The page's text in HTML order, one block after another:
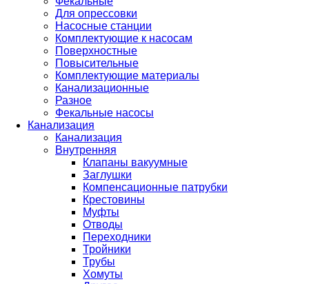
Для опрессовки
Насосные станции
Комплектующие к насосам
Поверхностные
Повысительные
Комплектующие материалы
Канализационные
Разное
Фекальные насосы
Канализация
Канализация
Внутренняя
Клапаны вакуумные
Заглушки
Компенсационные патрубки
Крестовины
Муфты
Отводы
Переходники
Тройники
Трубы
Хомуты